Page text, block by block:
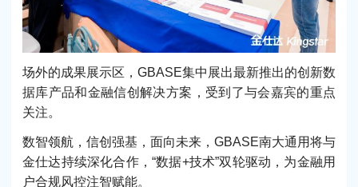
场外的成果展示区，GBASE集中展出最新推出的创新数
据库产品和金融信创解决方案，受到了与会嘉宾的重点
关注。
数智领航，信创强基，面向未来，GBASE南大通用将与
金仕达持续深化合作，“数据+技术”双轮驱动，为金融用
户合规风控注智赋能。